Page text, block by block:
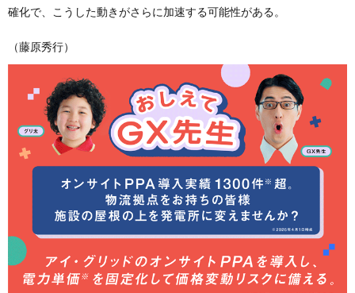
確化で、こうした動きがさらに加速する可能性がある。
（藤原秀行）